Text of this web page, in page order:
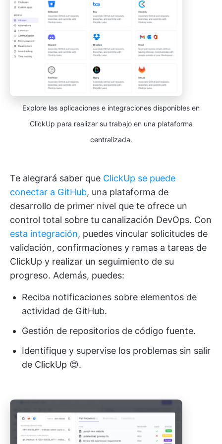
Explore las aplicaciones e integraciones disponibles en
ClickUp para realizar su trabajo en una plataforma
centralizada.
Te alegrará saber que ClickUp se puede
conectar a GitHub, una plataforma de
desarrollo de primer nivel que te ofrece un
control total sobre tu canalización DevOps. Con
esta integración, puedes vincular solicitudes de
validación, confirmaciones y ramas a tareas de
ClickUp y realizar un seguimiento de su
progreso. Además, puedes:
Reciba notificaciones sobre elementos de
actividad de GitHub.
Gestión de repositorios de código fuente.
Identifique y supervise los problemas sin salir
de ClickUp 😍.